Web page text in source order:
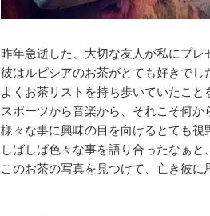
昨年急逝した、大切な友人が私にプレ
彼はルピシアのお茶がとても好きでし
よくお茶リストを持ち歩いていたこと
スポーツから音楽から、それこそ何か
様々な事に興味の目を向けるとても視
しばしば色々な事を語り合ったなぁと、
このお茶の写真を見つけて、亡き彼に